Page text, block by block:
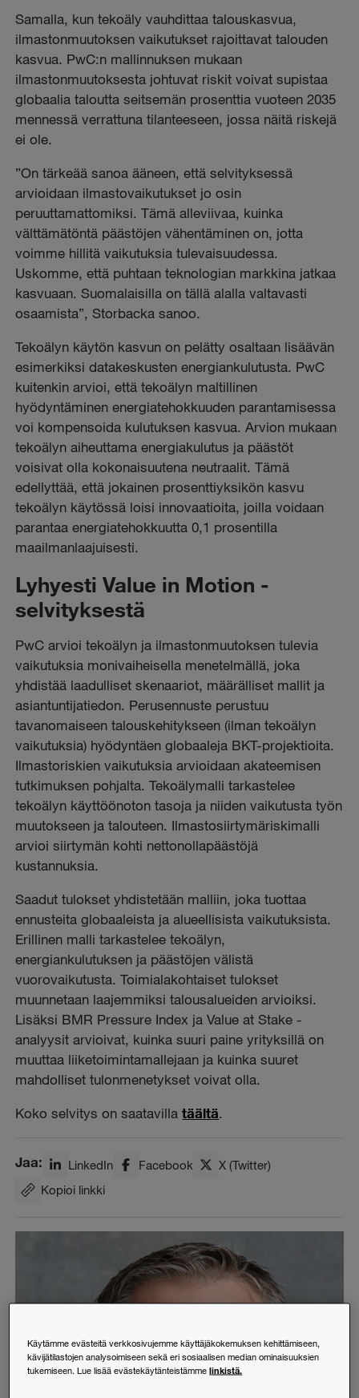
Samalla, kun tekoäly vauhdittaa talouskasvua,
ilmastonmuutoksen vaikutukset rajoittavat talouden
kasvua. PwC:n mallinnuksen mukaan
ilmastonmuutoksesta johtuvat riskit voivat supistaa
globaalia taloutta seitsemän prosenttia vuoteen 2035
mennessä verrattuna tilanteeseen, jossa näitä riskejä
ei ole.
”On tärkeää sanoa ääneen, että selvityksessä
arvioidaan ilmastovaikutukset jo osin
peruuttamattomiksi. Tämä alleviivaa, kuinka
välttämätöntä päästöjen vähentäminen on, jotta
voimme hillitä vaikutuksia tulevaisuudessa.
Uskomme, että puhtaan teknologian markkina jatkaa
kasvuaan. Suomalaisilla on tällä alalla valtavasti
osaamista”, Storbacka sanoo.
Tekoälyn käytön kasvun on pelätty osaltaan lisäävän
esimerkiksi datakeskusten energiankulutusta. PwC
kuitenkin arvioi, että tekoälyn maltillinen
hyödyntäminen energiatehokkuuden parantamisessa
voi kompensoida kulutuksen kasvua. Arvion mukaan
tekoälyn aiheuttama energiakulutus ja päästöt
voisivat olla kokonaisuutena neutraalit. Tämä
edellyttää, että jokainen prosenttiyksikön kasvu
tekoälyn käytössä loisi innovaatioita, joilla voidaan
parantaa energiatehokkuutta 0,1 prosentilla
maailmanlaajuisesti.
Lyhyesti Value in Motion -
selvityksestä
PwC arvioi tekoälyn ja ilmastonmuutoksen tulevia
vaikutuksia monivaiheisella menetelmällä, joka
yhdistää laadulliset skenaariot, määrälliset mallit ja
asiantuntijatiedon. Perusennuste perustuu
tavanomaiseen talouskehitykseen (ilman tekoälyn
vaikutuksia) hyödyntäen globaaleja BKT-projektioita.
Ilmastoriskien vaikutuksia arvioidaan akateemisen
tutkimuksen pohjalta. Tekoälymalli tarkastelee
tekoälyn käyttöönoton tasoja ja niiden vaikutusta työn
muutokseen ja talouteen. Ilmastosiirtymäriskimalli
arvioi siirtymän kohti nettonollapäästöjä
kustannuksia.
Saadut tulokset yhdistetään malliin, joka tuottaa
ennusteita globaaleista ja alueellisista vaikutuksista.
Erillinen malli tarkastelee tekoälyn,
energiankulutuksen ja päästöjen välistä
vuorovaikutusta. Toimialakohtaiset tulokset
muunnetaan laajemmiksi talousalueiden arvioiksi.
Lisäksi BMR Pressure Index ja Value at Stake -
analyysit arvioivat, kuinka suuri paine yrityksillä on
muuttaa liiketoimintamallejaan ja kuinka suuret
mahdolliset tulonmenetykset voivat olla.
Koko selvitys on saatavillatäältä.
Jaa: LinkedIn Facebook
X (Twitter)
Kopioi linkki
Käytämme evästeitä verkkosivujemme käyttäjäkokemuksen kehittämiseen,
kävijätilastojen analysoimiseen sekä eri sosiaalisen median ominaisuuksien
tukemiseen. Lue lisää evästekäytänteistämmelinkistä.